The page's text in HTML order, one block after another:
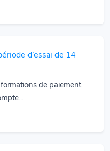
d’essai de 14
de paiement